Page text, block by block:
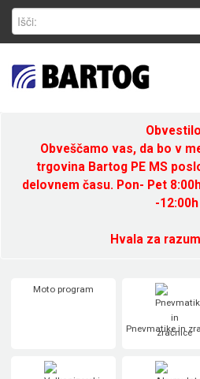
Obveščamo vas, da bo v
trgovina Bartog PE MS
delovnem času. Pon- Pet
-12:00h
Hvala za
Moto program
Pnevmatike in